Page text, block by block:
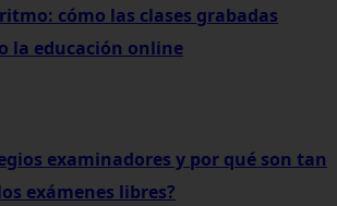
cómo las clases grabadas
la educación online
examinadores y por qué son tan
exámenes libres?